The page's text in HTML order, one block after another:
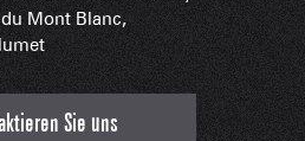
Mont Blanc,
Sie uns